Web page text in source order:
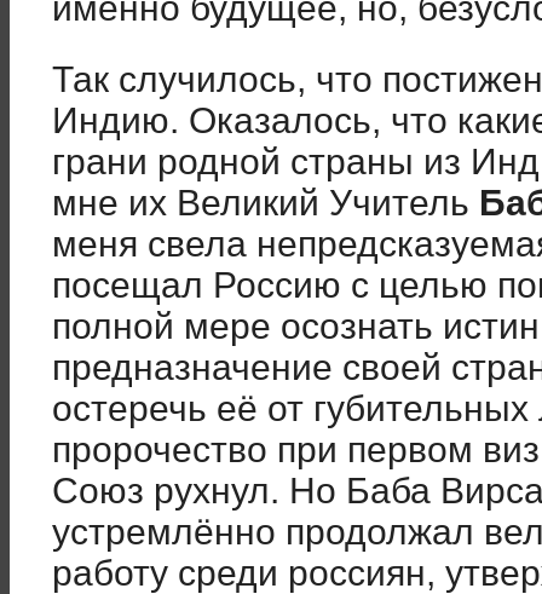
Так случилось, что
Индию. Оказалось, что
грани родной страны из
мне их Великий Учитель
меня свела
посещал Россию с целью
полной мере осознать
предназначение своей
остеречь её от
пророчество при первом
Союз рухнул. Но Баба
устремлённо продолжал
работу среди россиян,